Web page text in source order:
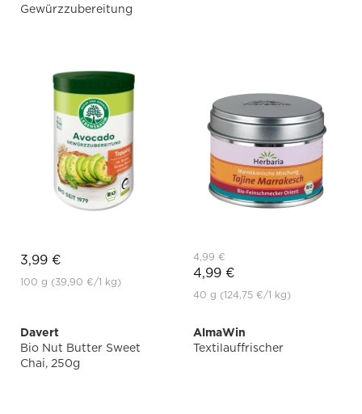
Gewürzzubereitung
3,99 €
100 g (39,90 €/1 kg)
4,99 €
4,99 €
40 g (124,75 €/1 kg)
Davert
Bio Nut Butter Sweet
Chai, 250g
AlmaWin
Textilauffrischer